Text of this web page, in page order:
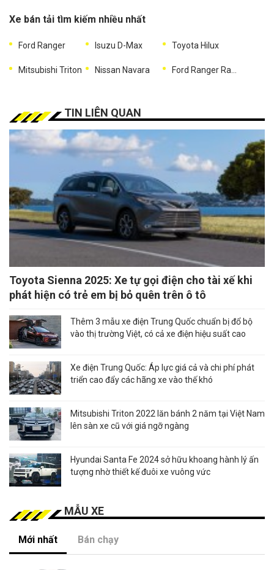
Xe bán tải tìm kiếm nhiều nhất
Ford Ranger Isuzu D-Max Toyota Hilux
Mitsubishi Triton Nissan Navara
TIN LIÊN QUAN
Toyota Sienna 2025: Xe tự gọi điện cho tài xế khi
phát hiện có trẻ em bị bỏ quên trên ô tô
Thêm 3 mẫu xe điện Trung Quốc chuẩn bị đổ bộ
vào thị trường Việt, có cả xe điện hiệu suất cao
Xe điện Trung Quốc: Áp lực giá cả và chi phí phát
triển cao đẩy các hãng xe vào thế khó
Mitsubishi Triton 2022 lăn bánh 2 năm tại Việt Nam
lên sàn xe cũ với giá ngỡ ngàng
Hyundai Santa Fe 2024 sở hữu khoang hành lý ấn
tượng nhờ thiết kế đuôi xe vuông vức
MẪU XE
Mới nhất Bán chạy